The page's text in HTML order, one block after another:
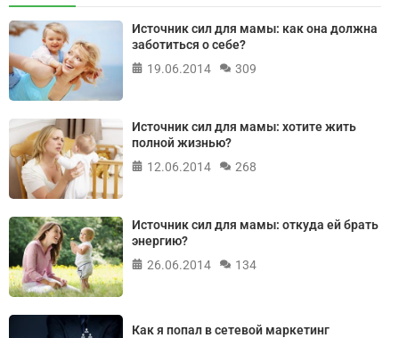
Источник сил для мамы: как она должна
заботиться о себе?
19.06.2014
309
Источник сил для мамы: хотите жить
полной жизнью?
12.06.2014
268
Источник сил для мамы: откуда ей брать
энергию?
26.06.2014
134
Как я попал в сетевой маркетинг